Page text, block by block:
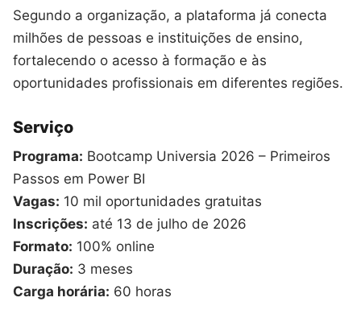
Segundo a organização, a plataforma já conecta
milhões de pessoas e instituições de ensino,
fortalecendo o acesso à formação e às
oportunidades profissionais em diferentes regiões.
Serviço
Programa: Bootcamp Universia 2026 – Primeiros
Passos em Power BI
Vagas: 10 mil oportunidades gratuitas
Inscrições: até 13 de julho de 2026
Formato: 100% online
Duração: 3 meses
Carga horária: 60 horas